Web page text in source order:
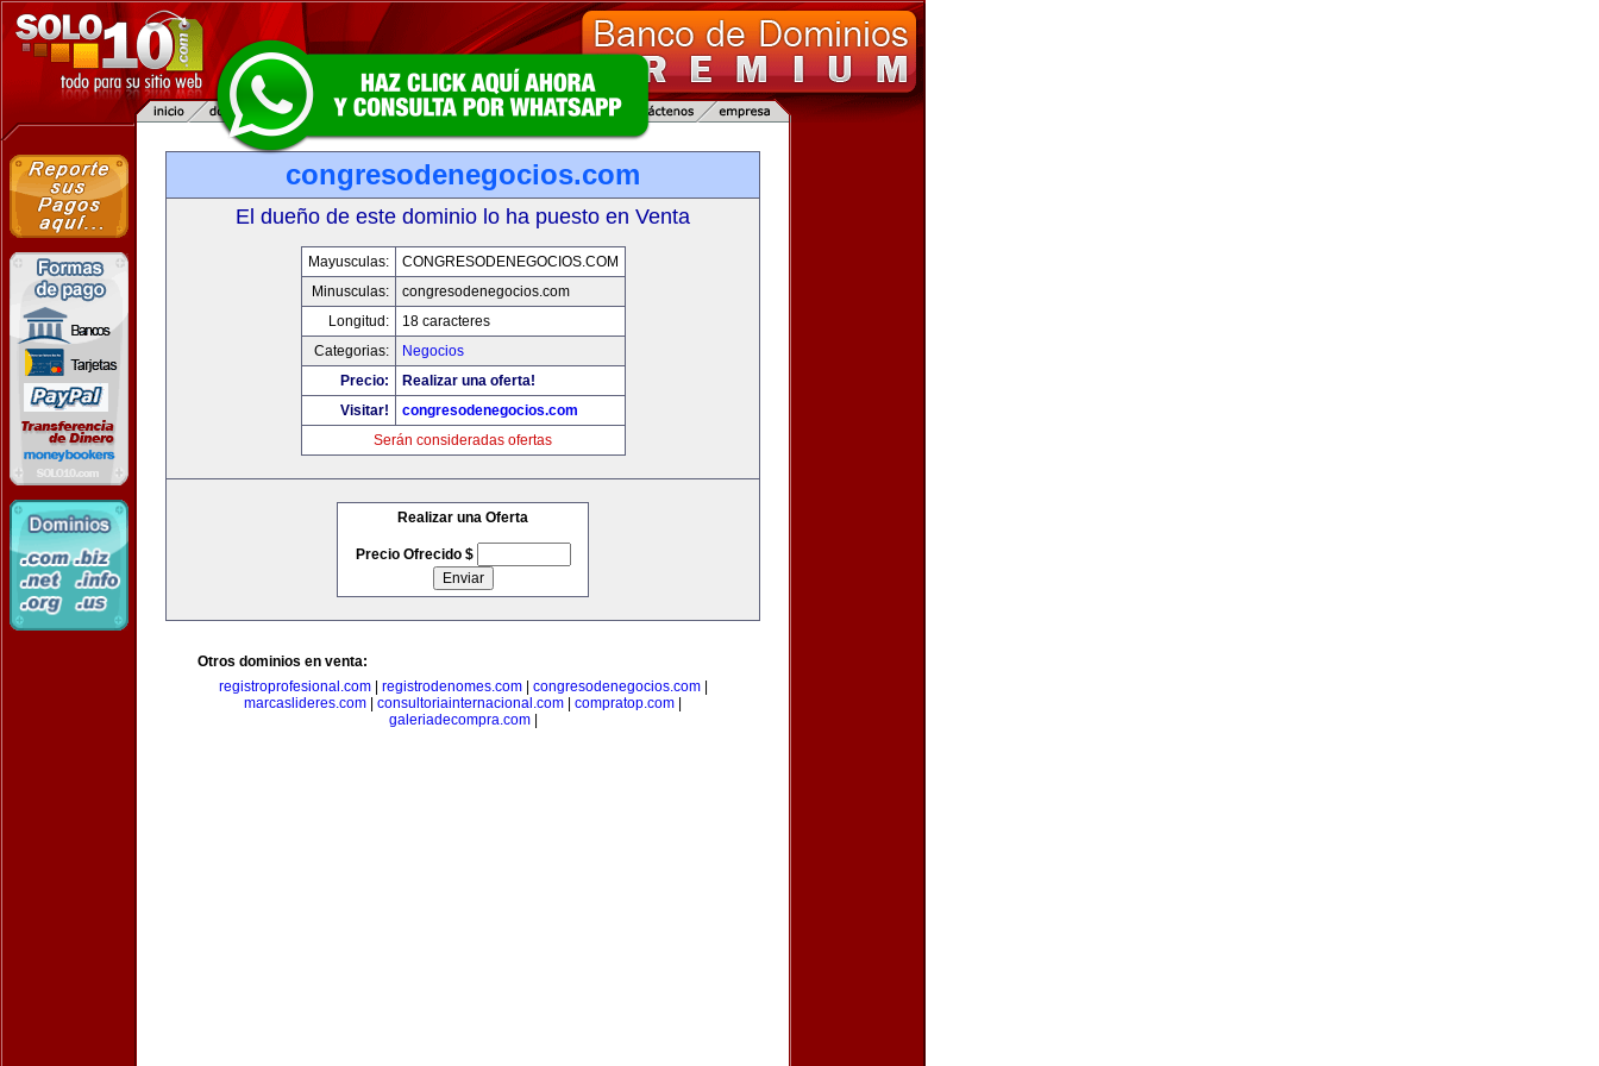
congresodenegocios.com
El dueño de este dominio lo ha puesto en Venta
Mayusculas:
CONGRESODENEGOCIOS.COM
Minusculas:
congresodenegocios.com
Longitud:
18 caracteres
Categorias:
Negocios
Precio:
Realizar una oferta!
Visitar!
congresodenegocios.com
Serán consideradas ofertas
Realizar una Oferta
Precio Ofrecido $
Otros dominios en venta:
registroprofesional.com| registrodenomes.com| congresodenegocios.com|
marcaslideres.com
consultoriainternacional.com compratop.com
galeriadecompra.com|